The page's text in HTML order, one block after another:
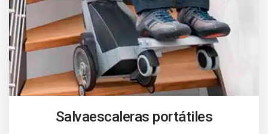
Salvaescaleras portátiles